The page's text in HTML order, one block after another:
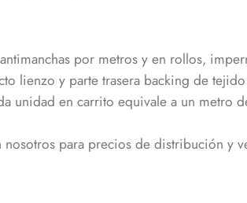
por metros y en rollos,
lienzo y parte trasera backing de
unidad en carrito equivale a un metro
nosotros para precios de distribución y